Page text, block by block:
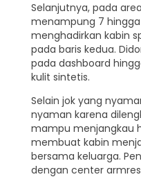
Selanjutnya, pada
menampung 7
menghadirkan kabin
pada baris kedua.
pada dashboard
kulit sintetis.
Selain jok yang
nyaman karena
mampu menjangkau
membuat kabin
bersama keluarga.
dengan center